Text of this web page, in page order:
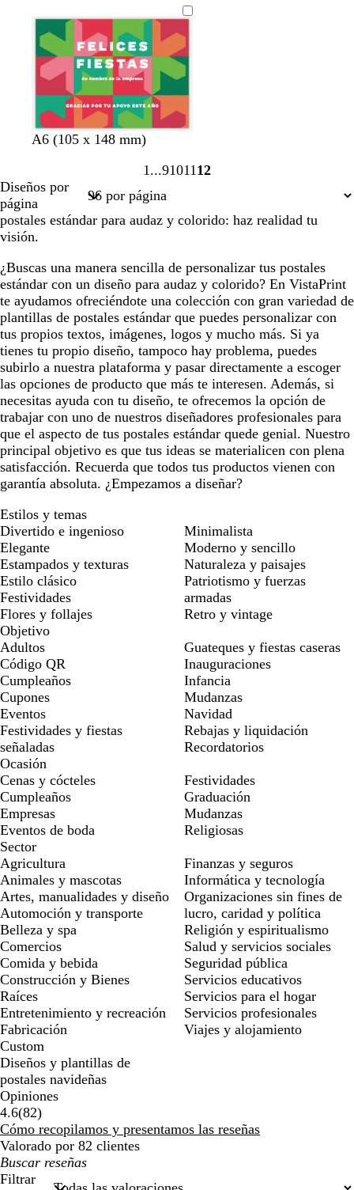
gi
s
m
ó
n
s
m
ó
n
a
l
p
p
u
r
a
s
c
u
r
o
A6 (105 x 148 mm)
Página
1
1
Página
9
9 Página
10 Página
11 Página
12
Diseños por
página
postales estándar para audaz y colorido: haz realidad tu
visión.
¿Buscas una manera sencilla de personalizar tus postales
estándar con un diseño para audaz y colorido? En VistaPrint
te ayudamos ofreciéndote una colección con gran variedad de
plantillas de postales estándar que puedes personalizar con
tus propios textos, imágenes, logos y mucho más. Si ya
tienes tu propio diseño, tampoco hay problema, puedes
subirlo a nuestra plataforma y pasar directamente a escoger
las opciones de producto que más te interesen. Además, si
necesitas ayuda con tu diseño, te ofrecemos la opción de
trabajar con uno de nuestros diseñadores profesionales para
que el aspecto de tus postales estándar quede genial. Nuestro
principal objetivo es que tus ideas se materialicen con plena
satisfacción. Recuerda que todos tus productos vienen con
garantía absoluta. ¿Empezamos a diseñar?
Estilos y temas
Divertido e ingenioso
Elegante
Estampados y texturas
Estilo clásico
Festividades
Flores y follajes
Minimalista
Moderno y sencillo
Naturaleza y paisajes
Patriotismo y fuerzas
armadas
Retro y vintage
Objetivo
Adultos
Código QR
Cumpleaños
Cupones
Eventos
Festividades y fiestas
señaladas
Guateques y fiestas caseras
Inauguraciones
Infancia
Mudanzas
Navidad
Rebajas y liquidación
Recordatorios
Ocasión
Cenas y cócteles
Cumpleaños
Empresas
Eventos de boda
Festividades
Graduación
Mudanzas
Religiosas
Sector
Agricultura
Animales y mascotas
Artes, manualidades y diseño
Automoción y transporte
Belleza y spa
Comercios
Comida y bebida
Construcción y Bienes
Raíces
Entretenimiento y recreación
Fabricación
Finanzas y seguros
Informática y tecnología
Organizaciones sin fines de
lucro, caridad y política
Religión y espiritualismo
Salud y servicios sociales
Seguridad pública
Servicios educativos
Servicios para el hogar
Servicios profesionales
Viajes y alojamiento
Custom
Diseños y plantillas de
postales navideñas
Opiniones
4.6(8282
reseñas
)
Cómo recopilamos y presentamos las reseñas
Valorado por 82 clientes
Mis
búsquedas
Filtrar